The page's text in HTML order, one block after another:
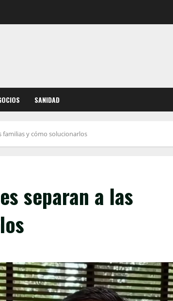
SANIDAD
familias y cómo solucionarlos
separan a las